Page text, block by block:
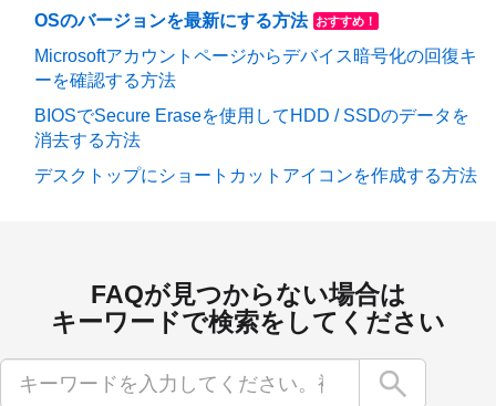
OSのバージョンを最新にする方法 おすすめ！
Microsoftアカウントページからデバイス暗号化の回復キ
ーを確認する方法
BIOSでSecure Eraseを使用してHDD / SSDのデータを
消去する方法
デスクトップにショートカットアイコンを作成する方法
FAQが見つからない場合は
キーワードで検索をしてください
search